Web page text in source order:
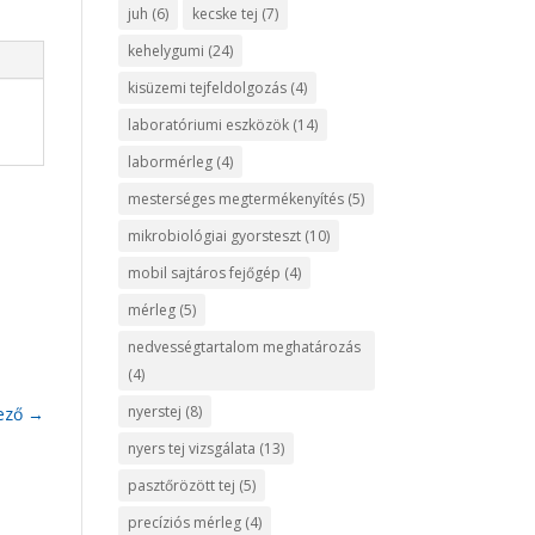
→
juh (6) kecske tej (7)
kehelygumi (24)
kisüzemi tejfeldolgozás(4)
laboratóriumi eszközök(14)
labormérleg(4)
mesterséges megtermékenyítés(5)
mikrobiológiai gyorsteszt(10)
mobil sajtáros fejőgép (4)
mérleg(5)
nedvességtartalom meghatározás
(4)
nyerstej (8)
nyers tej vizsgálata (13)
pasztőrözött tej (5)
precíziós mérleg(4)